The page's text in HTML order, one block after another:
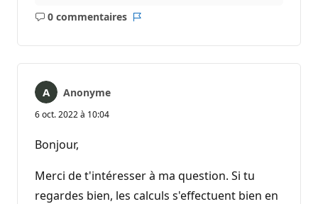
0 commentaires
Aucun
Anonyme
6 oct. 2022 à 10:04
Bonjour,
Merci de t'intéresser à ma question. Si tu
regardes bien, les calculs s'effectuent bien en